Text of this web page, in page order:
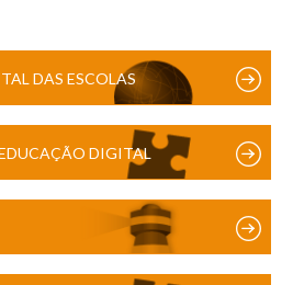
DAS ESCOLAS
DIGITAL